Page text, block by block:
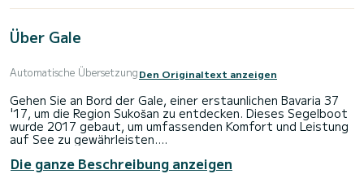
Über Gale
Automatische ÜbersetzungDen Originaltext anzeigen
Gehen Sie an Bord der Gale, einer erstaunlichen Bavaria 37
'17, um die Region Sukošan zu entdecken. Dieses Segelboot
wurde 2017 gebaut, um umfassenden Komfort und Leistung
auf See zu gewährleisten.
Sie werden eine außergewöhnliche Kreuzfahrt auf diesem 11
Meter langen Segelboot erleben. Sie können während der
Die ganze Beschreibung anzeigen